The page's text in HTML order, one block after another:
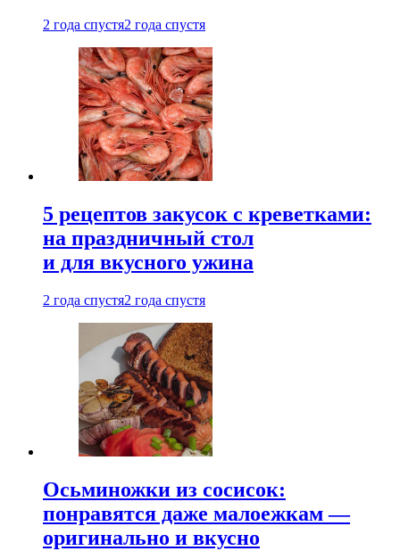
2 года спустя2 года спустя
5 рецептов закусок с креветками:
на праздничный стол
и для вкусного ужина
2 года спустя2 года спустя
Осьминожки из сосисок:
понравятся даже малоежкам —
оригинально и вкусно